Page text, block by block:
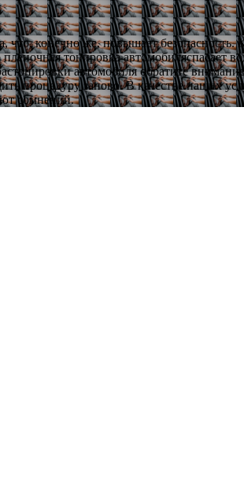
конечно же, повышает безопасность.
тонировка автомобиляспасает
автомобиля обратите
процедуру заново. В качестве наших
сомнений.